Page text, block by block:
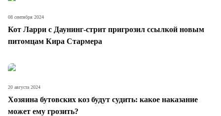
Кот Ларри с Даунинг-стрит пригрозил ссылкой новым
питомцам Кира Стармера
08 сентября 2024
Хозяина бутовских коз будут судить: какое наказание
может ему грозить?
20 августа 2024